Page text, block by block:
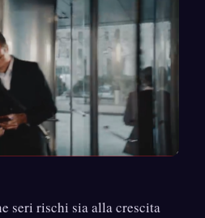
seri rischi sia alla crescita